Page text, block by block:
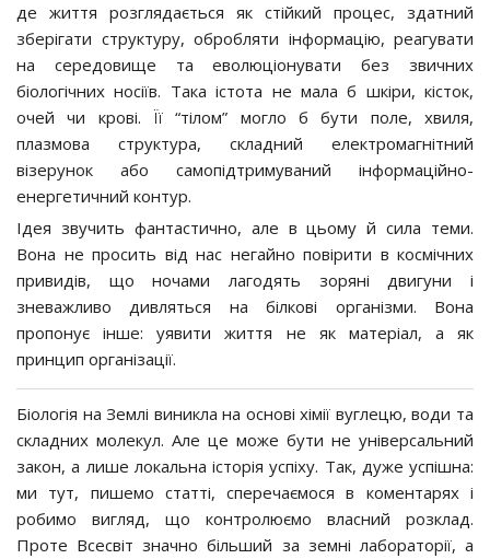
де життя розглядається як стійкий процес, здатний
зберігати структуру, обробляти інформацію, реагувати
на середовище та еволюціонувати без звичних
біологічних носіїв. Така істота не мала б шкіри, кісток,
очей чи крові. Її “тілом” могло б бути поле, хвиля,
плазмова структура, складний електромагнітний
візерунок або самопідтримуваний інформаційно-
енергетичний контур.
Ідея звучить фантастично, але в цьому й сила теми.
Вона не просить від нас негайно повірити в космічних
привидів, що ночами лагодять зоряні двигуни і
зневажливо дивляться на білкові організми. Вона
пропонує інше: уявити життя не як матеріал, а як
принцип організації.
Біологія на Землі виникла на основі хімії вуглецю, води та
складних молекул. Але це може бути не універсальний
закон, а лише локальна історія успіху. Так, дуже успішна:
ми тут, пишемо статті, сперечаємося в коментарях і
робимо вигляд, що контролюємо власний розклад.
Проте Всесвіт значно більший за земні лабораторії, а